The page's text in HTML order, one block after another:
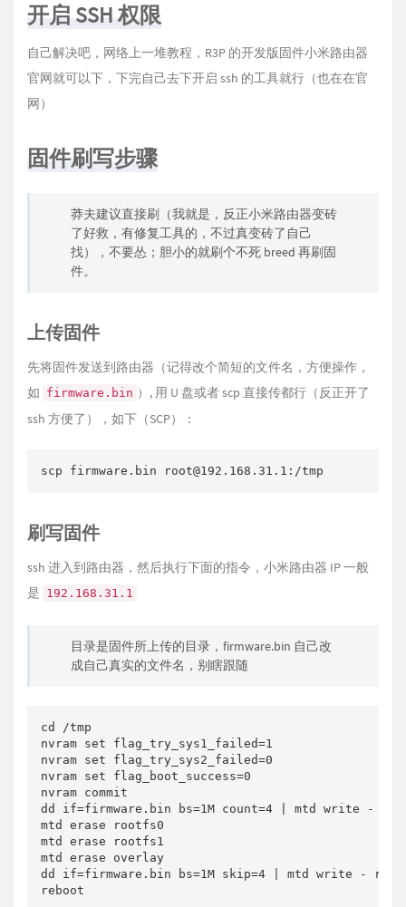
开启 SSH 权限
自己解决吧，网络上一堆教程，R3P 的开发版固件小米路由器
官网就可以下，下完自己去下开启 ssh 的工具就行（也在在官
网）
固件刷写步骤
莽夫建议直接刷（我就是，反正小米路由器变砖
了好救，有修复工具的，不过真变砖了自己
找），不要怂；胆小的就刷个不死 breed 再刷固
件。
上传固件
先将固件发送到路由器（记得改个简短的文件名，方便操作，
如 firmware.bin ）, 用 U 盘或者 scp 直接传都行（反正开了
ssh 方便了），如下（SCP）：
scp firmware.bin root@192.168.31.1:/tmp
刷写固件
ssh 进入到路由器，然后执行下面的指令，小米路由器 IP 一般
是 192.168.31.1
目录是固件所上传的目录，firmware.bin 自己改
成自己真实的文件名，别瞎跟随
cd /tmp
nvram set flag_try_sys1_failed=1
nvram set flag_try_sys2_failed=0
nvram set flag_boot_success=0
nvram commit
dd if=firmware.bin bs=1M count=4 | mtd write -
mtd erase rootfs0
mtd erase rootfs1
mtd erase overlay
dd if=firmware.bin bs=1M skip=4 | mtd write -
reboot